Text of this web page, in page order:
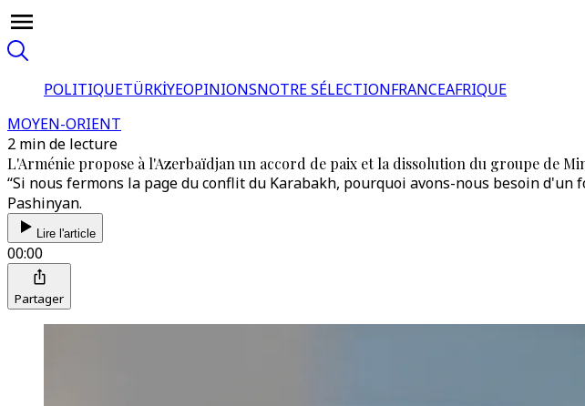
POLITIQUETÜRKİYEOPINIONSNOTRE SÉLECTIONFRANCEAFRIQUE
MOYEN-ORIENT
2 min de lecture
L'Arménie propose à l'Azerbaïdjan un accord de paix et la dissolution du groupe de
“Si nous fermons la page du conflit du Karabakh, pourquoi avons-nous besoin
Pashinyan.
Lire l'article
00:00
Partager